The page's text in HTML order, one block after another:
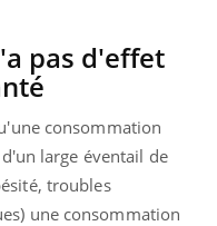
pas d'effet
consommation
large éventail de
troubles
une consommation